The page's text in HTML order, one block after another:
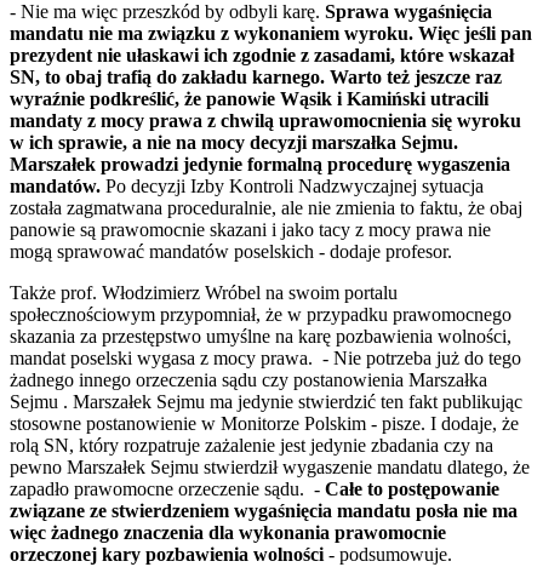
- Nie ma więc przeszkód by odbyli karę. Sprawa wygaśnięcia
mandatu nie ma związku z wykonaniem wyroku. Więc jeśli pan
prezydent nie ułaskawi ich zgodnie z zasadami, które wskazał
SN, to obaj trafią do zakładu karnego. Warto też jeszcze raz
wyraźnie podkreślić, że panowie Wąsik i Kamiński utracili
mandaty z mocy prawa z chwilą uprawomocnienia się wyroku
w ich sprawie, a nie na mocy decyzji marszałka Sejmu.
Marszałek prowadzi jedynie formalną procedurę wygaszenia
mandatów. Po decyzji Izby Kontroli Nadzwyczajnej sytuacja
została zagmatwana proceduralnie, ale nie zmienia to faktu, że obaj
panowie są prawomocnie skazani i jako tacy z mocy prawa nie
mogą sprawować mandatów poselskich - dodaje profesor.
Także prof. Włodzimierz Wróbel na swoim portalu
społecznościowym przypomniał, że w przypadku prawomocnego
skazania za przestępstwo umyślne na karę pozbawienia wolności,
mandat poselski wygasa z mocy prawa. - Nie potrzeba już do tego
żadnego innego orzeczenia sądu czy postanowienia Marszałka
Sejmu . Marszałek Sejmu ma jedynie stwierdzić ten fakt publikując
stosowne postanowienie w Monitorze Polskim - pisze. I dodaje, że
rolą SN, który rozpatruje zażalenie jest jedynie zbadania czy na
pewno Marszałek Sejmu stwierdził wygaszenie mandatu dlatego, że
zapadło prawomocne orzeczenie sądu. - Całe to postępowanie
związane ze stwierdzeniem wygaśnięcia mandatu posła nie ma
więc żadnego znaczenia dla wykonania prawomocnie
orzeczonej kary pozbawienia wolności- podsumowuje.